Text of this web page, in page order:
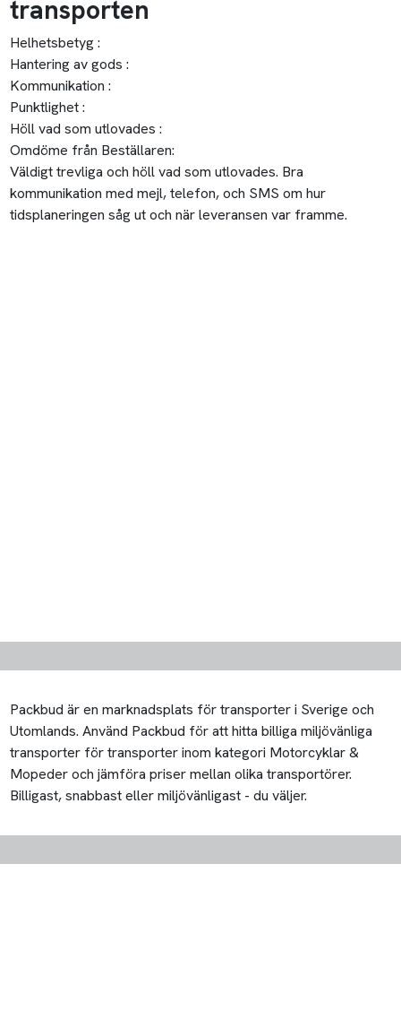
transporten
Helhetsbetyg :
Hantering av gods :
Kommunikation :
Punktlighet :
Höll vad som utlovades :
Omdöme från Beställaren:
Väldigt trevliga och höll vad som utlovades. Bra
kommunikation med mejl, telefon, och SMS om hur
tidsplaneringen såg ut och när leveransen var framme.
Packbud är en marknadsplats för transporter i Sverige och
Utomlands. Använd Packbud för att hitta billiga miljövänliga
transporter för transporter inom kategori Motorcyklar &
Mopeder och jämföra priser mellan olika transportörer.
Billigast, snabbast eller miljövänligast - du väljer.